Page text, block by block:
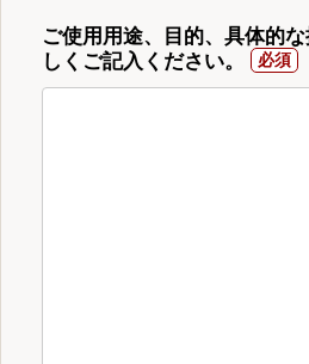
ご使用用途、目的、具体的
しくご記入ください。